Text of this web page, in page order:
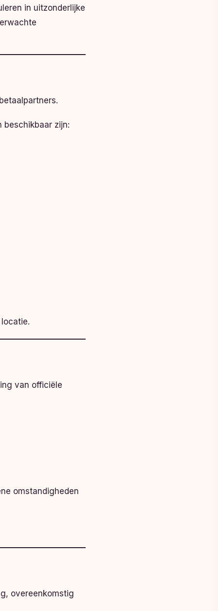
in uitzonderlijke
beschikbaar zijn:
van officiële
omstandigheden
overeenkomstig